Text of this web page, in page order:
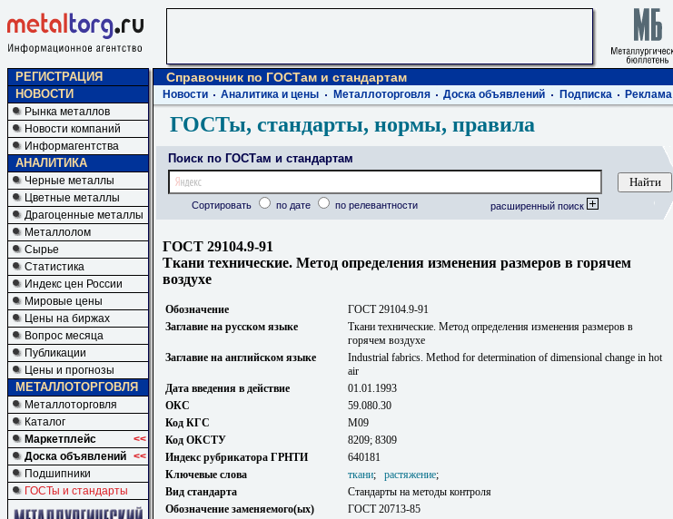
РЕГИСТРАЦИЯ
НОВОСТИ
Рынка металлов
Новости компаний
Информагентства
АНАЛИТИКА
Черные металлы
Цветные металлы
Драгоценные металлы
Металлолом
Сырье
Статистика
Индекс цен России
Мировые цены
Цены на биржах
Вопрос месяца
Публикации
Цены и прогнозы
МЕТАЛЛОТОРГОВЛЯ
Металлоторговля
Каталог
Маркетплейс
<<
Доска объявлений <<
Подшипники
ГОСТы и стандарты
Справочник по ГОСТам и стандартам
Новости Аналитика и цены Металлоторговля Доска объявлений Подписка Реклама
ГОСТы, стандарты, нормы, правила
Поиск по ГОСТам и стандартам
Сортировать по дате по релевантности расширенный поиск
ГОСТ 29104.9-91
Ткани технические. Метод определения изменения размеров в горячем
воздухе
Обозначение
ГОСТ 29104.9-91
Заглавие на русском языке
Ткани технические. Метод определения изменения размеров в
горячем воздухе
Заглавие на английском языке
Industrial fabrics. Method for determination of dimensional change in hot
air
Дата введения в действие
01.01.1993
ОКС
59.080.30
Код КГС
М09
Код ОКСТУ
8209; 8309
Индекс рубрикатора ГРНТИ
640181
Ключевые слова
ткани; растяжение;
Вид стандарта
Стандарты на методы контроля
Обозначение заменяемого(ых)
ГОСТ 20713-85